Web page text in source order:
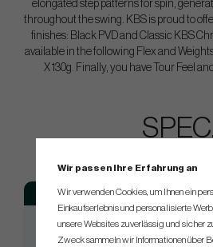
elongated step patterns for spin,
throughout the swing. KBS is proud to
finishes: Black PVD and Classic KBS
available in the following Flex and Weights:
X 130g. Finally, you have Tour Feel
Model
KBS $-TAPER
KBS $-TAPER
Wir passen Ihre Erfahrung an
Wir verwenden Cookies, um Ihnen ein
Einkaufserlebnis und personalisierte
unsere Websites zuverlässig und sicher
Zweck sammeln wir Informationen über